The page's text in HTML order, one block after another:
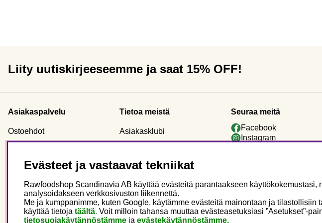
Liity uutiskirjeeseemme ja saat 15% OFF!
Asiakaspalvelu
Ostoehdot
Reklamaatio & palautus
Ota meihin yhteyttä
Yleisiä kysymyksiä
Evästeet
Henkilökohtaiset tiedot
Tietoa meistä
Asiakasklubi
Tilaa yrityksenä
Uutiskirje
Tietoa Rawfoodshop
Meidän myymälämme
Seuraa meitä
Facebook
Instagram
Evästeet ja vastaavat tekniikat
Rawfoodshop Scandinavia AB käyttää evästeitä parantaakseen
analysoidakseen verkkosivuston liikennettä.
Me ja kumppanimme, kuten Google, käytämme evästeitä mainontaan ja
käyttää tietoja täältä. Voit milloin tahansa muuttaa evästeasetuksiasi ”Asetukset”-
tietosuojakäytännöstämme ja evästekäytännöstämme.